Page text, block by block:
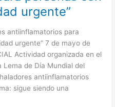
urgente”
antiinflamatorios para
urgente” 7 de mayo de
Actividad organizada en el
Lema de Día Mundial del
antiinflamatorios
sigue siendo una